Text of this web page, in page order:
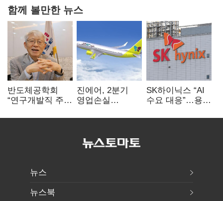
함께 볼만한 뉴스
반도체공학회
“연구개발직 주
개선해야”
진에어, 2분기
영업손실
상승 여파
SK하이닉스 “AI
수요 대응”…용인
투자
뉴스
뉴스북